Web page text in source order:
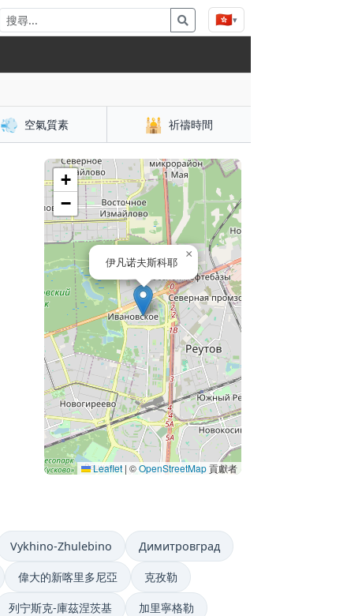
🇭🇰▾
💨 空氣質素 🕌 祈禱時間
伊凡诺夫斯科耶
×
+
−
Leaflet | ©OpenStreetMap貢獻者
Vykhino-Zhulebino Димитровград
偉大的新喀里多尼亞 克孜勒
列宁斯克-庫茲涅茨基 加里寧格勒